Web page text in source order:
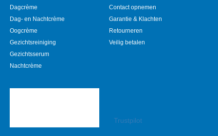
Dagcrème
Dag- en Nachtcrème
Oogcrème
Gezichtsreiniging
Gezichtsserum
Nachtcrème
Contact opnemen
Garantie & Klachten
Retourneren
Veilig betalen
Trustpilot